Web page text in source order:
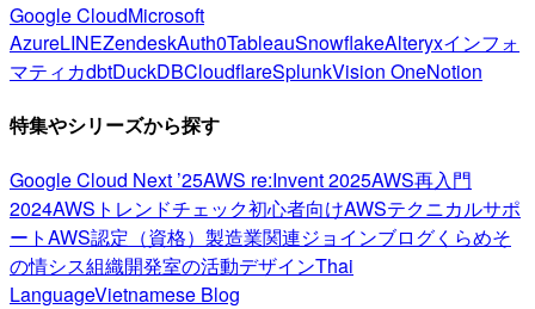
Google CloudMicrosoft
AzureLINEZendeskAuth0TableauSnowflakeAlteryxインフォ
マティカdbtDuckDBCloudflareSplunkVision OneNotion
特集やシリーズから探す
Google Cloud Next ’25AWS re:Invent 2025AWS再入門
2024AWSトレンドチェック初心者向けAWSテクニカルサポ
ートAWS認定（資格） 製造業関連ジョインブログくらめそ
の情シス組織開発室の活動デザインThai
LanguageVietnamese Blog